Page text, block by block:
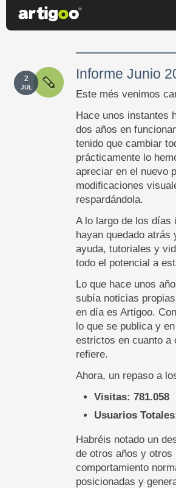
2
JUL
Informe Junio
Este més venimos
Hace unos instantes
dos años en
tenido que cambiar
prácticamente lo
apreciar en el nuevo
modificaciones
respardándola.
A lo largo de los días
hayan quedado
ayuda, tutoriales y
todo el potencial a
Lo que hace unos
subía noticias
en día es Artigoo.
lo que se publica y
estrictos en cuanto a
refiere.
Ahora, un repaso a
Visitas: 781.058
Usuarios
Habréis notado un
de otros años y
comportamiento
posicionadas y